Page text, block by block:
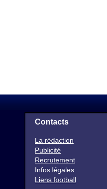
Contacts
La rédaction
Publicité
Recrutement
Infos légales
Liens football